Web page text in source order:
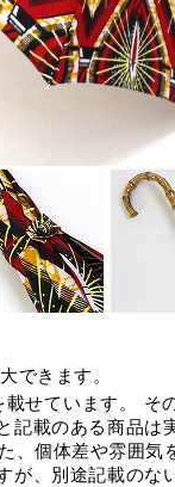
できます。
せています。 そ
記載のある商品は
、個体差や雰囲気
が、別途記載のな